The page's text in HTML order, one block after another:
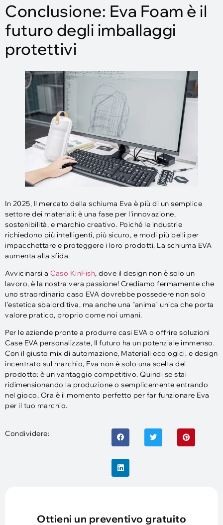
Conclusione: Eva Foam è il
futuro degli imballaggi
protettivi
In 2025, Il mercato della schiuma Eva è più di un semplice
settore dei materiali: è una fase per l'innovazione,
sostenibilità, e marchio creativo. Poiché le industrie
richiedono più intelligenti, più sicuro, e modi più belli per
impacchettare e proteggere i loro prodotti, La schiuma EVA
aumenta alla sfida.
Avvicinarsi a Caso KinFish, dove il design non è solo un
lavoro, è la nostra vera passione! Crediamo fermamente che
uno straordinario caso EVA dovrebbe possedere non solo
l'estetica sbalorditiva, ma anche una "anima" unica che porta
valore pratico, proprio come noi umani.
Per le aziende pronte a produrre casi EVA o offrire soluzioni
Case EVA personalizzate, Il futuro ha un potenziale immenso.
Con il giusto mix di automazione, Materiali ecologici, e design
incentrato sul marchio, Eva non è solo una scelta del
prodotto: è un vantaggio competitivo. Quindi se stai
ridimensionando la produzione o semplicemente entrando
nel gioco, Ora è il momento perfetto per far funzionare Eva
per il tuo marchio.
Condividere:
Ottieni un preventivo gratuito